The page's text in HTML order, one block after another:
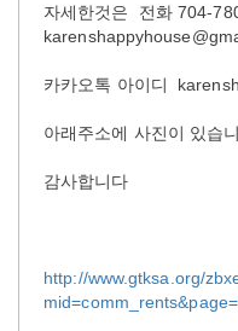
자세한것은 전화 704-
카카오톡 아이디
아래주소에 사진이 있습
감사합니다
http://www.gtksa.org/